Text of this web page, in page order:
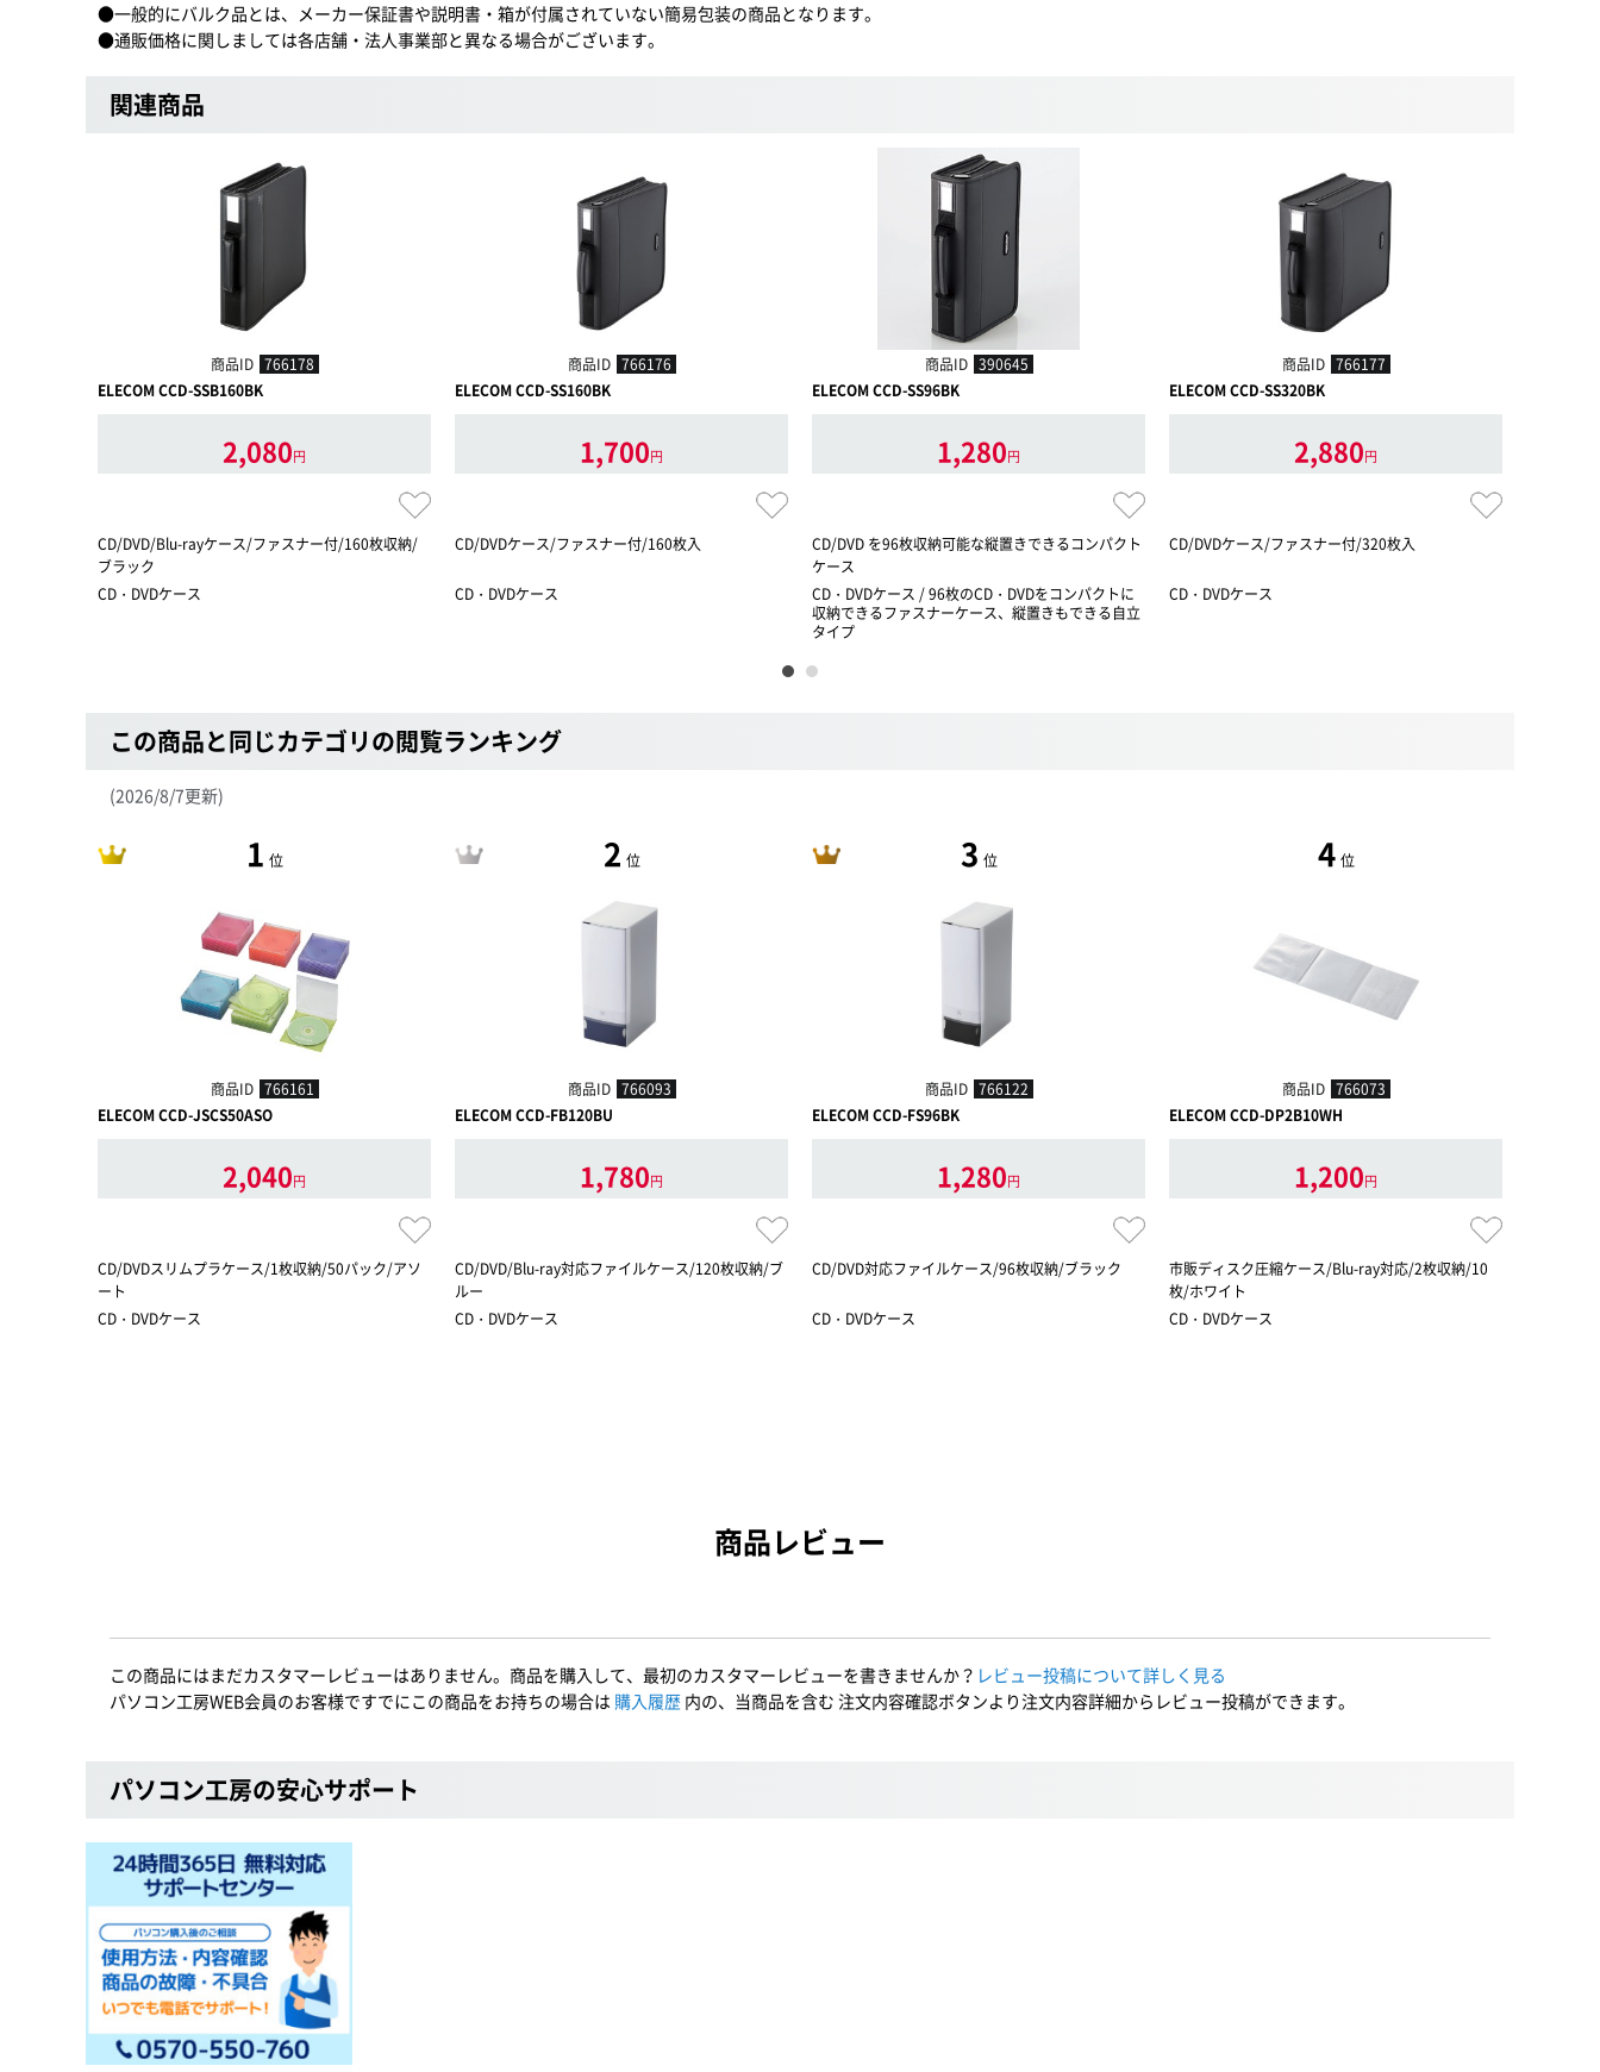
●一般的にバルク品とは、メーカー保証書や説明書・箱が付属されていない簡易包装の商品となります。
●通販価格に関しましては各店舗・法人事業部と異なる場合がございます。
関連商品
商品ID 766178
ELECOM CCD-SSB160BK
2,080円
CD/DVD/Blu-rayケース/ファスナー付/160枚収納/
ブラック
CD・DVDケース
商品ID 766176
ELECOM CCD-SS160BK
1,700円
CD/DVDケース/ファスナー付/160枚入
CD・DVDケース
商品ID 390645
ELECOM CCD-SS96BK
1,280円
CD/DVD を96枚収納可能な縦置きできるコンパクト
ケース
CD・DVDケース / 96枚のCD・DVDをコンパクトに
収納できるファスナーケース、縦置きもできる自立
タイプ
商品ID 766177
ELECOM CCD-SS320BK
2,880円
CD/DVDケース/ファスナー付/320枚入
CD・DVDケース
この商品と同じカテゴリの閲覧ランキング
(2026/8/7更新)
1 位
商品ID 766161
ELECOM CCD-JSCS50ASO
2,040円
CD/DVDスリムプラケース/1枚収納/50パック/アソ
ート
CD・DVDケース
2 位
商品ID 766093
ELECOM CCD-FB120BU
1,780円
CD/DVD/Blu-ray対応ファイルケース/120枚収納/ブ
ルー
CD・DVDケース
3 位
商品ID 766122
ELECOM CCD-FS96BK
1,280円
CD/DVD対応ファイルケース/96枚収納/ブラック
CD・DVDケース
4 位
商品ID 766073
ELECOM CCD-DP2B10WH
1,200円
市販ディスク圧縮ケース/Blu-ray対応/2枚収納/10
枚/ホワイト
CD・DVDケース
商品レビュー
この商品にはまだカスタマーレビューはありません。商品を購入して、最初のカスタマーレビューを書きませんか？ レビュー投稿について詳しく見る
パソコン工房WEB会員のお客様ですでにこの商品をお持ちの場合は 購入履歴 内の、当商品を含む 注文内容確認ボタンより注文内容詳細からレビュー投稿ができます。
パソコン工房の安心サポート